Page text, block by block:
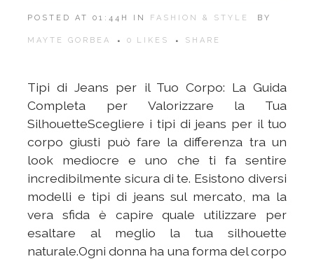
POSTED AT 01:44H IN FASHION & STYLE BY
MAYTE GORBEA 0 LIKES SHARE
Tipi di Jeans per il Tuo Corpo: La Guida
Completa per Valorizzare la Tua
SilhouetteScegliere i tipi di jeans per il tuo
corpo giusti può fare la differenza tra un
look mediocre e uno che ti fa sentire
incredibilmente sicura di te. Esistono diversi
modelli e tipi di jeans sul mercato, ma la
vera sfida è capire quale utilizzare per
esaltare al meglio la tua silhouette
naturale.Ogni donna ha una forma del corpo